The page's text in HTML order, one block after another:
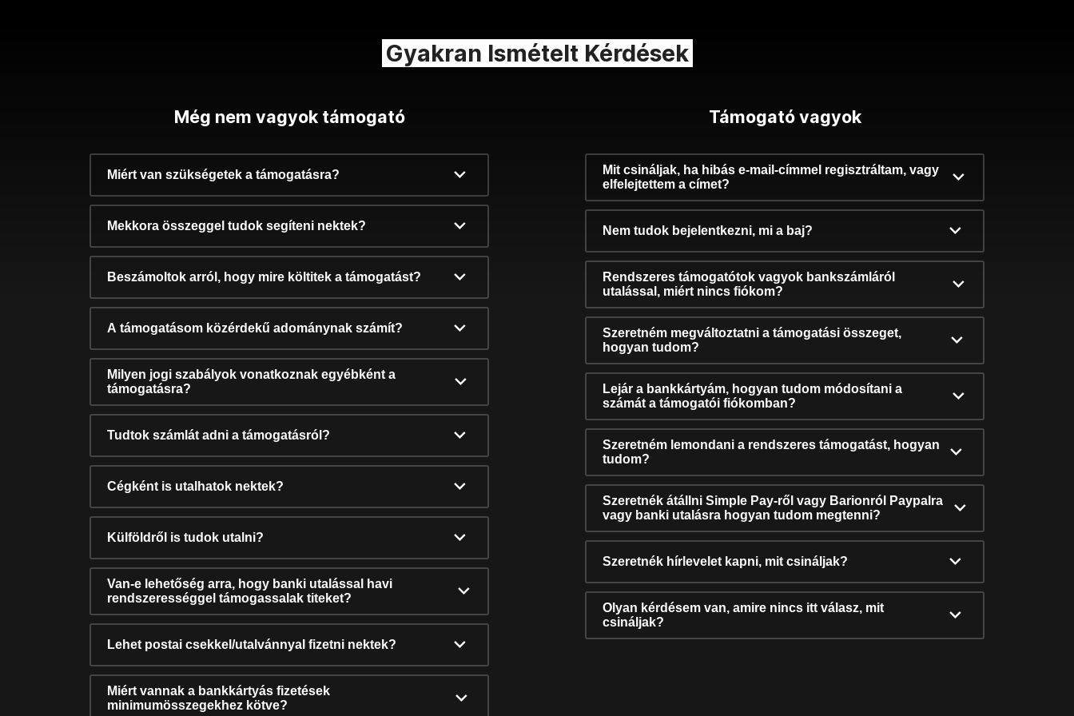
Gyakran Ismételt Kérdések
Még nem vagyok támogató
Miért van szükségetek a támogatásra?
Mekkora összeggel tudok segíteni nektek?
Beszámoltok arról, hogy mire költitek a támogatást?
A támogatásom közérdekű adománynak számít?
Milyen jogi szabályok vonatkoznak egyébként a
támogatásra?
Tudtok számlát adni a támogatásról?
Cégként is utalhatok nektek?
Külföldről is tudok utalni?
Van-e lehetőség arra, hogy banki utalással havi
rendszerességgel támogassalak titeket?
Lehet postai csekkel/utalvánnyal fizetni nektek?
Miért vannak a bankkártyás fizetések
minimumösszegekhez kötve?
Támogató vagyok
Mit csináljak, ha hibás e-mail-címmel regisztráltam, vagy
elfelejtettem a címet?
Nem tudok bejelentkezni, mi a baj?
Rendszeres támogatótok vagyok bankszámláról
utalással, miért nincs fiókom?
Szeretném megváltoztatni a támogatási összeget,
hogyan tudom?
Lejár a bankkártyám, hogyan tudom módosítani a
számát a támogatói fiókomban?
Szeretném lemondani a rendszeres támogatást, hogyan
tudom?
Szeretnék átállni Simple Pay-ről vagy Barionról Paypalra
vagy banki utalásra hogyan tudom megtenni?
Szeretnék hírlevelet kapni, mit csináljak?
Olyan kérdésem van, amire nincs itt válasz, mit
csináljak?